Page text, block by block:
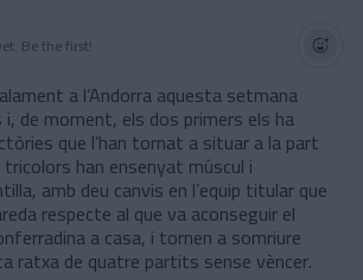
Be the first!
a l’Andorra aquesta setmana
de moment, els dos primers els ha
que l’han tornat a situar a la part
han ensenyat múscul i
amb deu canvis en l’equip titular que
respecte al que va aconseguir el
a casa, i tornen a somriure
ratxa de quatre partits sense vèncer.